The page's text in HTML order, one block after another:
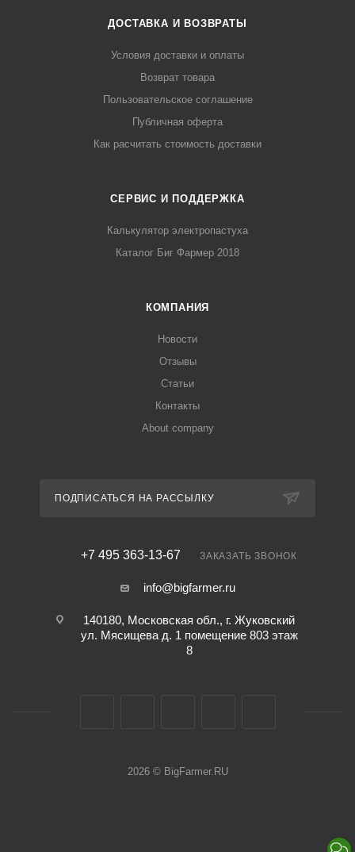
ДОСТАВКА И ВОЗВРАТЫ
Условия доставки и оплаты
Возврат товара
Пользовательское соглашение
Публичная оферта
Как расчитать стоимость доставки
СЕРВИС И ПОДДЕРЖКА
Калькулятор электропастуха
Каталог Биг Фармер 2018
КОМПАНИЯ
Новости
Отзывы
Статьи
Контакты
About company
ПОДПИСАТЬСЯ НА РАССЫЛКУ
+7 495 363-13-67 ЗАКАЗАТЬ ЗВОНОК
info@bigfarmer.ru
140180, Московская обл., г. Жуковский
ул. Мясищева д. 1 помещение 803 этаж
8
2026 © BigFarmer.RU